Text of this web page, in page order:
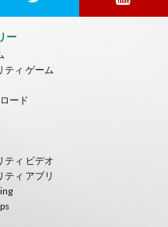
ー
ティ ゲーム
ード
ティ ビデオ
ティ アプリ